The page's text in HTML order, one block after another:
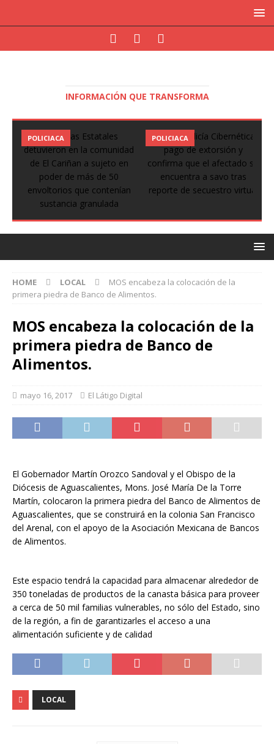
INFORMACIÓN QUE TRANSFORMA
POLICIACA POLICIACA
HOME LOCAL
MOS encabeza la colocación de la
primera piedra de Banco de Alimentos.
MOS encabeza la colocación de la
primera piedra de Banco de
Alimentos.
mayo 16, 2017 El Látigo Digital
El Gobernador Martín Orozco Sandoval y el Obispo de la
Diócesis de Aguascalientes, Mons. José María De la Torre
Martín, colocaron la primera piedra del Banco de Alimentos de
Aguascalientes, que se construirá en la colonia San Francisco
del Arenal, con el apoyo de la Asociación Mexicana de Bancos
de Alimentos.
Este espacio tendrá la capacidad para almacenar alrededor de
350 toneladas de productos de la canasta básica para proveer
a cerca de 50 mil familias vulnerables, no sólo del Estado, sino
de la región, a fin de garantizarles el acceso a una
alimentación suficiente y de calidad
LOCAL